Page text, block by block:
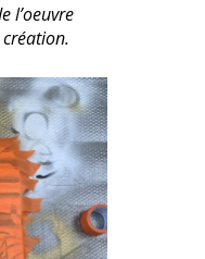
l’oeuvre